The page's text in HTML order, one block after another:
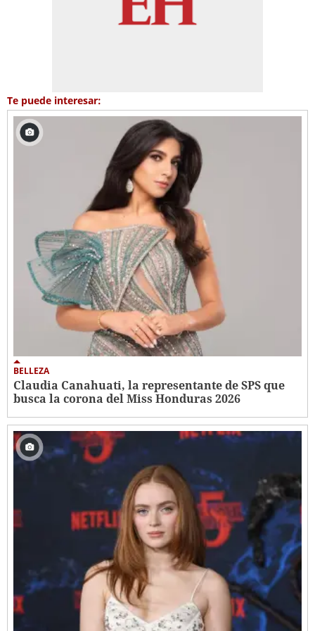
Te puede interesar:
BELLEZA
Claudia Canahuati, la representante de SPS que
busca la corona del Miss Honduras 2026